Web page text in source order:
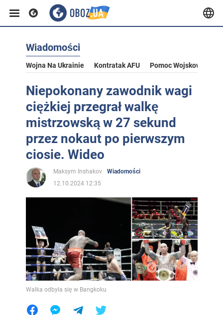
Wiadomości
Wojna Na Ukrainie Kontratak AFU Pomoc Wojskowa Dla
Niepokonany zawodnik wagi
ciężkiej przegrał walkę
mistrzowską w 27 sekund
przez nokaut po pierwszym
ciosie. Wideo
Maksym Inshakov
Wiadomości
12.10.2024 12:35
Walka odbyła się w Bangkoku